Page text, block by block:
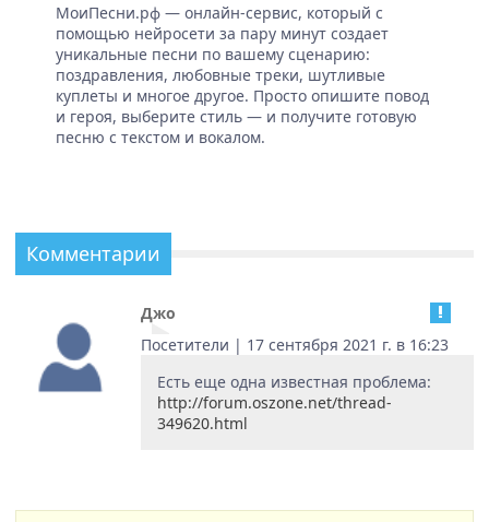
МоиПесни.рф — онлайн-сервис, который с
помощью нейросети за пару минут создает
уникальные песни по вашему сценарию:
поздравления, любовные треки, шутливые
куплеты и многое другое. Просто опишите повод
и героя, выберите стиль — и получите готовую
песню с текстом и вокалом.
Комментарии
Джо
Посетители | 17 сентября 2021 г. в 16:23
Есть еще одна известная проблема:
http://forum.oszone.net/thread-
349620.html